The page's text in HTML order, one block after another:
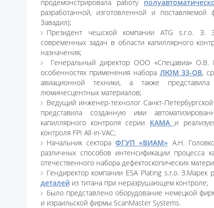
продемонстрировала работу
разработанной, изготовленной и поставляемой
Завадил);
Президент чешской компании ATG s.r.o. З.
современных задач в области капиллярного
назначения;
Генеральный директор ООО «Спецавиа» О.В.
особенностях применения набора ЛЮМ 33-ОВ,
авиационной техники, а также
люминесцентных материалов;
Ведущий инженер-технолог Санкт-
представила созданную ими
капиллярного контроля серии КАМА и
контроля FPI All-in-VAC;
Начальник сектора ФГУП «ВИАМ» А.Н.
различных способов интенсификации процесса
отечественного набора дефектоскопических
Гендиректор компании ESA Plating s.r.o. З.Марек
деталейиз титана при неразрушающем контроле;
Было представлено оборудование немецкой
и израильской фирмы ScanMaster Systems.